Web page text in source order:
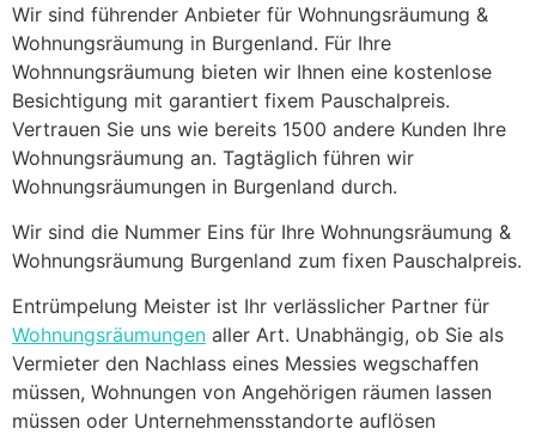
Wir sind führender Anbieter für Wohnungsräumung &
Wohnungsräumung in Burgenland. Für Ihre
Wohnnungsräumung bieten wir Ihnen eine kostenlose
Besichtigung mit garantiert fixem Pauschalpreis.
Vertrauen Sie uns wie bereits 1500 andere Kunden Ihre
Wohnungsräumung an. Tagtäglich führen wir
Wohnungsräumungen in Burgenland durch.
Wir sind die Nummer Eins für Ihre Wohnungsräumung &
Wohnungsräumung Burgenland zum fixen Pauschalpreis.
Entrümpelung Meister ist Ihr verlässlicher Partner für
Wohnungsräumungen aller Art. Unabhängig, ob Sie als
Vermieter den Nachlass eines Messies wegschaffen
müssen, Wohnungen von Angehörigen räumen lassen
müssen oder Unternehmensstandorte auflösen